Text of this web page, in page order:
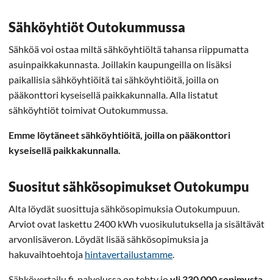
Sähköyhtiöt Outokummussa
Sähköä voi ostaa miltä sähköyhtiöltä tahansa riippumatta
asuinpaikkakunnasta. Joillakin kaupungeilla on lisäksi
paikallisia sähköyhtiöitä tai sähköyhtiöitä, joilla on
pääkonttori kyseisellä paikkakunnalla. Alla listatut
sähköyhtiöt toimivat Outokummussa.
Emme löytäneet sähköyhtiöitä, joilla on pääkonttori
kyseisellä paikkakunnalla.
Suositut sähkösopimukset Outokumpu
Alta löydät suosittuja sähkösopimuksia Outokumpuun.
Arviot ovat laskettu 2400 kWh vuosikulutuksella ja sisältävät
arvonlisäveron. Löydät lisää sähkösopimuksia ja
hakuvaihtoehtoja hintavertailustamme